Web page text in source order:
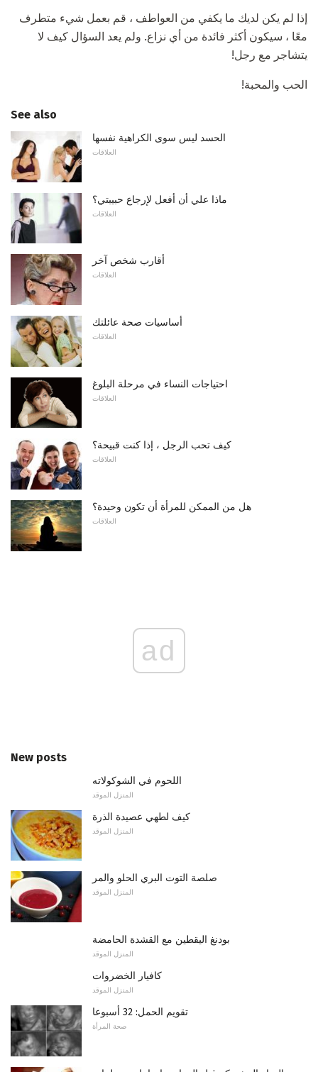
إذا لم يكن لديك ما يكفي من العواطف ، قم بعمل شيء متطرف
معًا ، سيكون أكثر فائدة من أي نزاع. ولم يعد السؤال كيف لا
يتشاجر مع رجل!
الحب والمحبة!
See also
الحسد ليس سوى الكراهية نفسها
العلاقات
ماذا علي أن أفعل لإرجاع حبيبتي؟
العلاقات
أقارب شخص آخر
العلاقات
أساسيات صحة عائلتك
العلاقات
احتياجات النساء في مرحلة البلوغ
العلاقات
كيف تحب الرجل ، إذا كنت قبيحة؟
العلاقات
هل من الممكن للمرأة أن تكون وحيدة؟
العلاقات
ad
New posts
اللحوم في الشوكولاته
المنزل الموقد
كيف لطهي عصيدة الذرة
المنزل الموقد
صلصة التوت البري الحلو والمر
المنزل الموقد
بودنغ اليقطين مع القشدة الحامضة
المنزل الموقد
كافيار الخضروات
المنزل الموقد
تقويم الحمل: 32 أسبوعا
صحة المرأة